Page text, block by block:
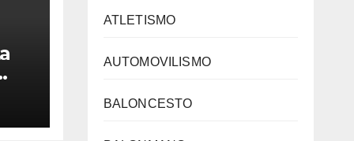
ATLETISMO
AUTOMOVILISMO
BALONCESTO